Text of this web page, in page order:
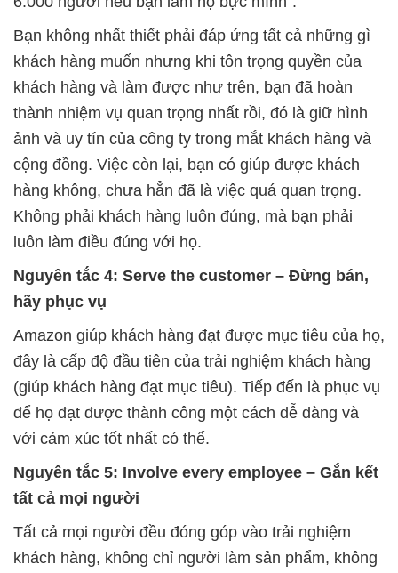
Bạn không nhất thiết phải đáp ứng tất cả những gì
khách hàng muốn nhưng khi tôn trọng quyền của
khách hàng và làm được như trên, bạn đã hoàn
thành nhiệm vụ quan trọng nhất rồi, đó là giữ hình
ảnh và uy tín của công ty trong mắt khách hàng và
cộng đồng. Việc còn lại, bạn có giúp được khách
hàng không, chưa hẳn đã là việc quá quan trọng.
Không phải khách hàng luôn đúng, mà bạn phải
luôn làm điều đúng với họ.
Nguyên tắc 4: Serve the customer – Đừng bán,
hãy phục vụ
Amazon giúp khách hàng đạt được mục tiêu của họ,
đây là cấp độ đầu tiên của trải nghiệm khách hàng
(giúp khách hàng đạt mục tiêu). Tiếp đến là phục vụ
để họ đạt được thành công một cách dễ dàng và
với cảm xúc tốt nhất có thể.
Nguyên tắc 5: Involve every employee – Gắn kết
tất cả mọi người
Tất cả mọi người đều đóng góp vào trải nghiệm
khách hàng, không chỉ người làm sản phẩm, không